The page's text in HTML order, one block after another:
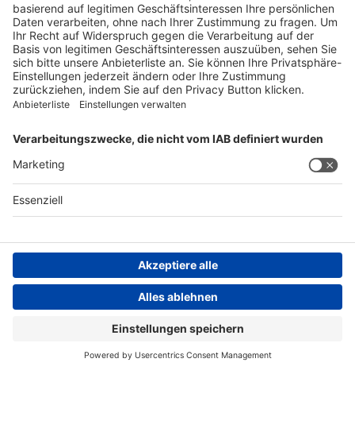
Tel. +41 62 388 85 88
pharmacovigilance@spirig-healthcare.ch
FOLGEN SIE UNS
AGB
Datenschutzhinweis
Compliance